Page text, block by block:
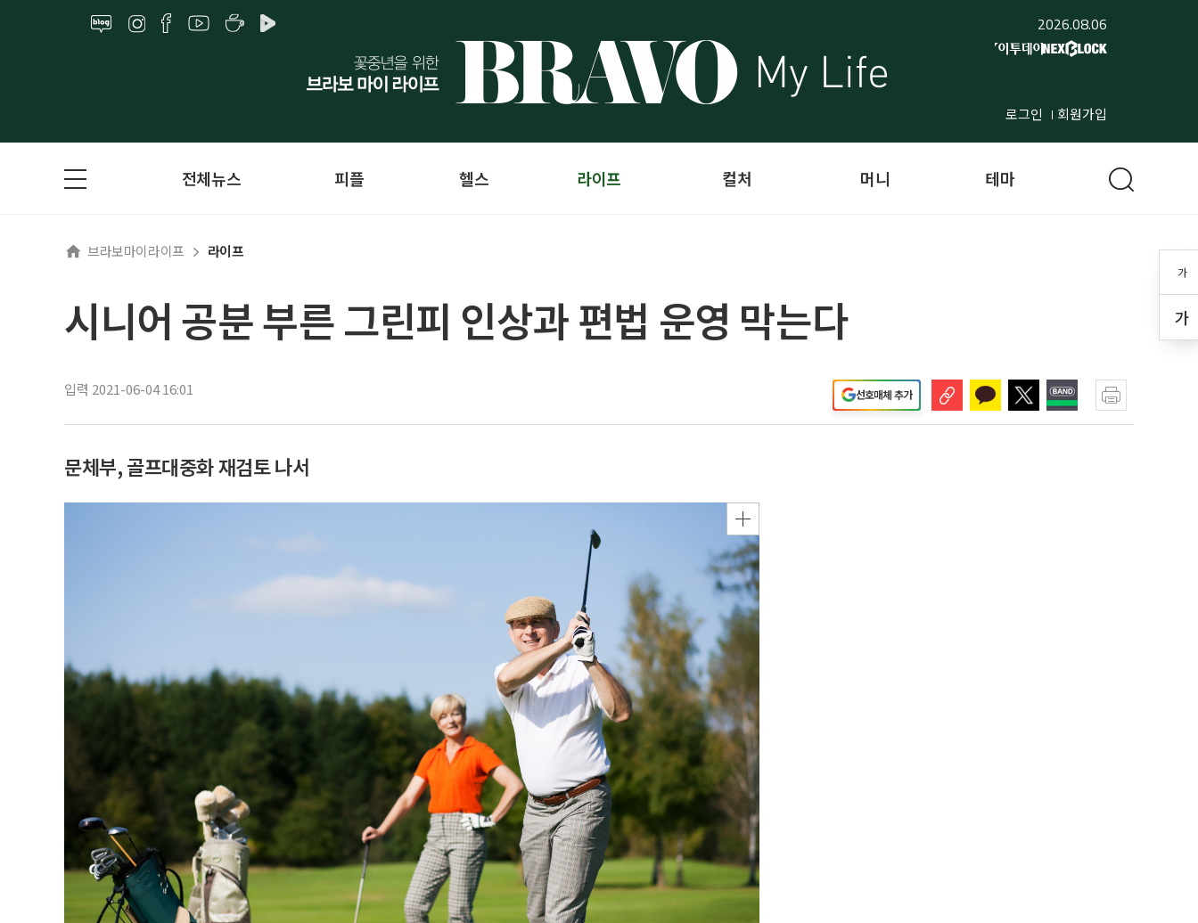
2026.08.06
로그인 회원가입
가
가
전체뉴스 피플 헬스 라이프 컬처 머니 테마
브라보마이라이프 라이프
시니어 공분 부른 그린피 인상과 편법 운영 막는다
입력 2021-06-04 16:01 선호매체 추가
문체부, 골프대중화 재검토 나서